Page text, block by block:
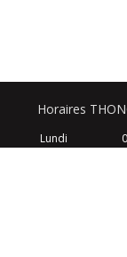
Horaires
Lundi